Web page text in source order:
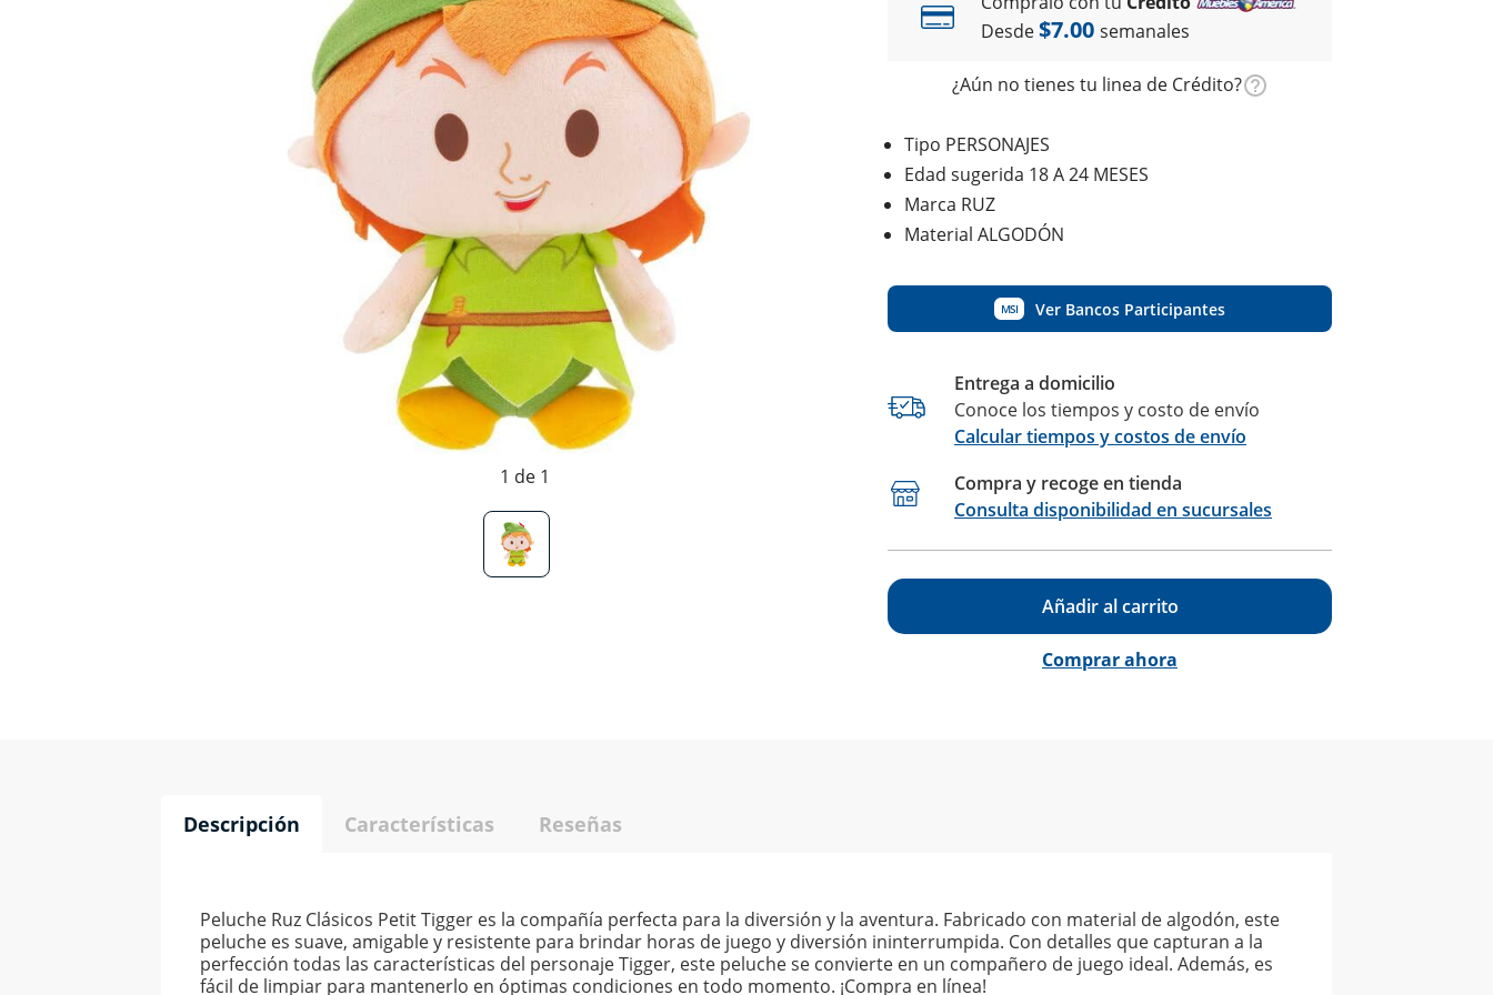
1 de 1
Desde$7.00 semanales
¿Aún no tienes tu linea de Crédito?
Tipo PERSONAJES
Edad sugerida 18 A 24 MESES
Marca RUZ
Material ALGODÓN
MSI Ver Bancos Participantes
Entrega a domicilio
Conoce los tiempos y costo de envío
Calcular tiempos y costos de envío
Compra y recoge en tienda
Consulta disponibilidad en sucursales
Añadir al carrito
Comprar ahora
Descripción Características Reseñas
Peluche Ruz Clásicos Petit Tigger es la compañía perfecta para la diversión y la aventura. Fabricado con material de algodón, este
peluche es suave, amigable y resistente para brindar horas de juego y diversión ininterrumpida. Con detalles que capturan a la
perfección todas las características del personaje Tigger, este peluche se convierte en un compañero de juego ideal. Además, es
fácil de limpiar para mantenerlo en óptimas condiciones en todo momento. ¡Compra en línea!